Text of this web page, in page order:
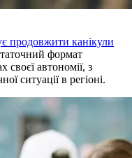
продовжити канікули
формат
своєї автономії, з
ситуації в регіоні.